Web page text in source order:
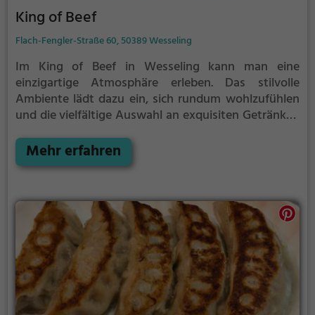
King of Beef
Flach-Fengler-Straße 60, 50389 Wesseling
Im King of Beef in Wesseling kann man eine
einzigartige Atmosphäre erleben. Das stilvolle
Ambiente lädt dazu ein, sich rundum wohlzufühlen
und die vielfältige Auswahl an exquisiten Getränken
saftigen Steaks, Burgern und anderen köstlichen
Spezialitäten verwöhnen lassen. Die umfangreiche
runden das gastronomische Erlebnis ab. Egal ob man
in kleiner Runde oder mit Freunden unterwegs ist,
im King of Beef findet man garantiert das passende
Angebot für einen gelungenen Abend. Wer auf der
Suche nach einem Ort ist, an dem Genuss und
Gemütlichkeit im Mittelpunkt stehen, sollte dieses
Restaurant unbedingt einmal besuchen.
Mehr erfahren